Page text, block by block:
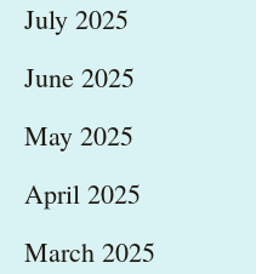
July 2025
June 2025
May 2025
April 2025
March 2025